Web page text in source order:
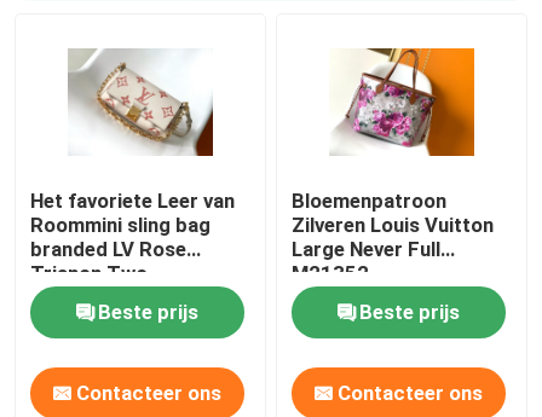
Het favoriete Leer van
Roommini sling bag
branded LV Rose
Trianon Two
Monogram Empreinte
Beste prijs
Contacteer ons
Bloemenpatroon
Zilveren Louis Vuitton
Large Never Full
M21352
Beste prijs
Contacteer ons